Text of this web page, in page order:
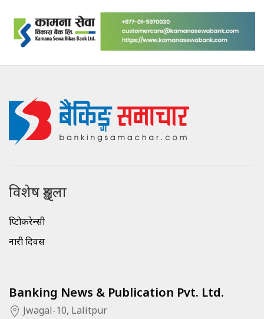
विशेष शृङ्खला
क्रिप्टोकरेन्सी
नारी दिवस
Banking News & Publication Pvt. Ltd.
Jwagal-10, Lalitpur